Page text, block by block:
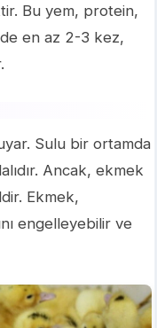
Bu yem, protein,
en az 2-3 kez,
Sulu bir ortamda
Ancak, ekmek
Ekmek,
engelleyebilir ve